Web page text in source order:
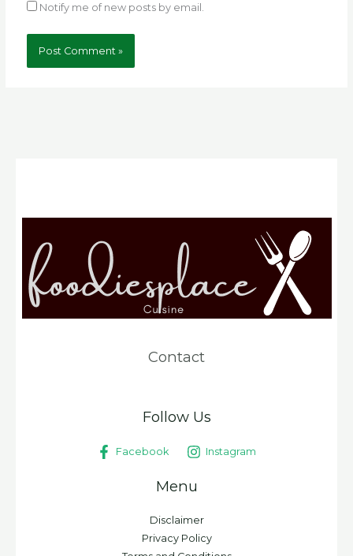
Notify me of new posts by email.
Contact
Follow Us
Facebook Instagram
Menu
Disclaimer
Privacy Policy